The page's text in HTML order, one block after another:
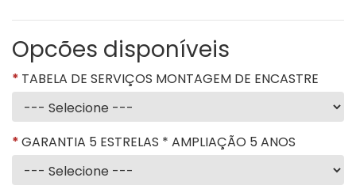
Opcões disponíveis
TABELA DE SERVIÇOS MONTAGEM DE ENCASTRE
GARANTIA 5 ESTRELAS * AMPLIAÇÃO 5 ANOS